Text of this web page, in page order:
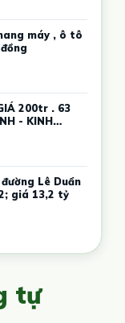
máy , ô tô
200tr . 63
- KINH
Lê Duẩn
giá 13,2 tỷ
tự